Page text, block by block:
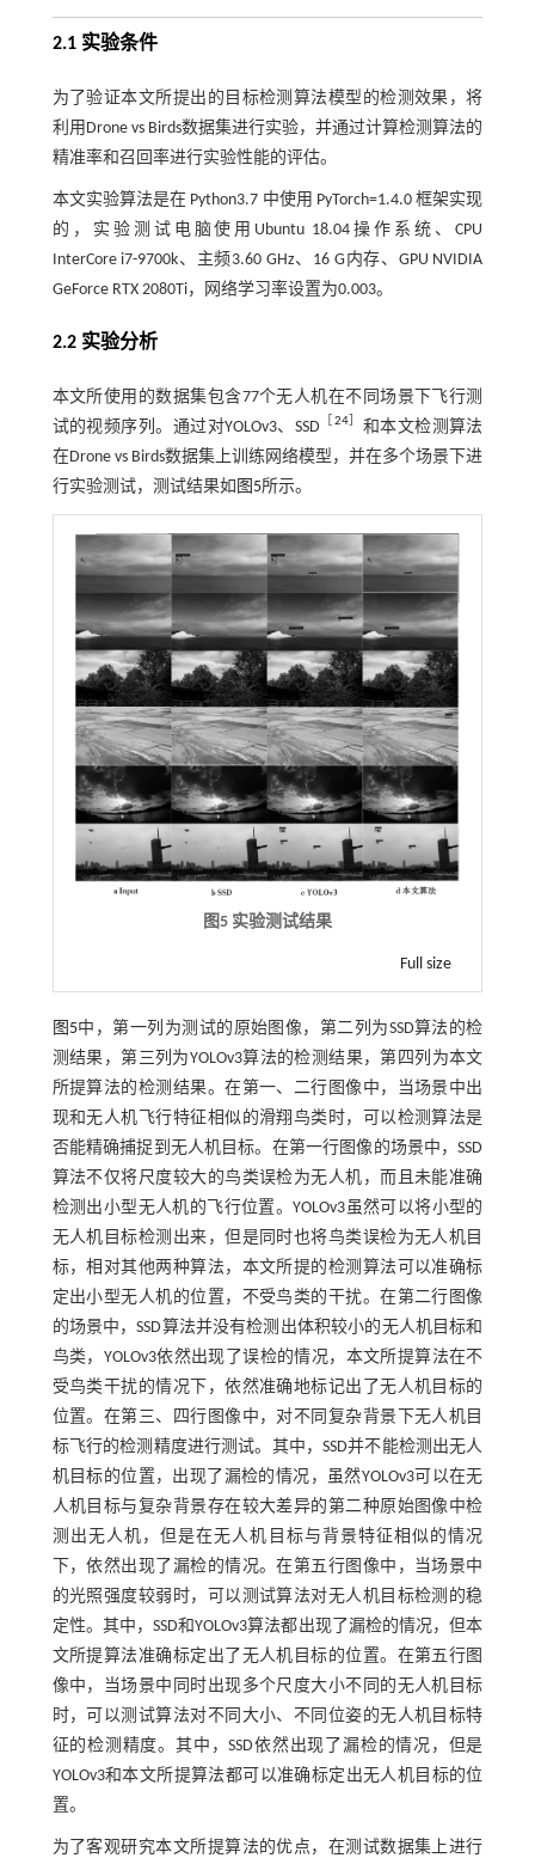
2.1 实验条件
为了验证本文所提出的目标检测算法模型的检测效果，将
利用Drone vs Birds数据集进行实验，并通过计算检测算法的
精准率和召回率进行实验性能的评估。
本文实验算法是在 Python3.7 中使用 PyTorch=1.4.0 框架实现
的，实验测试电脑使用Ubuntu 18.04操作系统、CPU
InterCore i7-9700k、主频3.60 GHz、16 G内存、GPU NVIDIA
GeForce RTX 2080Ti，网络学习率设置为0.003。
2.2 实验分析
本文所使用的数据集包含77个无人机在不同场景下飞行测
试的视频序列。通过对YOLOv3、SSD ［24］ 和本文检测算法
在Drone vs Birds数据集上训练网络模型，并在多个场景下进
行实验测试，测试结果如 图5所示。
图5 实验测试结果
Full size
图5中，第一列为测试的原始图像，第二列为SSD算法的检
测结果，第三列为YOLOv3算法的检测结果，第四列为本文
所提算法的检测结果。在第一、二行图像中，当场景中出
现和无人机飞行特征相似的滑翔鸟类时，可以检测算法是
否能精确捕捉到无人机目标。在第一行图像的场景中，SSD
算法不仅将尺度较大的鸟类误检为无人机，而且未能准确
检测出小型无人机的飞行位置。YOLOv3虽然可以将小型的
无人机目标检测出来，但是同时也将鸟类误检为无人机目
标，相对其他两种算法，本文所提的检测算法可以准确标
定出小型无人机的位置，不受鸟类的干扰。在第二行图像
的场景中，SSD算法并没有检测出体积较小的无人机目标和
鸟类，YOLOv3依然出现了误检的情况，本文所提算法在不
受鸟类干扰的情况下，依然准确地标记出了无人机目标的
位置。在第三、四行图像中，对不同复杂背景下无人机目
标飞行的检测精度进行测试。其中，SSD并不能检测出无人
机目标的位置，出现了漏检的情况，虽然YOLOv3可以在无
人机目标与复杂背景存在较大差异的第二种原始图像中检
测出无人机，但是在无人机目标与背景特征相似的情况
下，依然出现了漏检的情况。在第五行图像中，当场景中
的光照强度较弱时，可以测试算法对无人机目标检测的稳
定性。其中，SSD和YOLOv3算法都出现了漏检的情况，但本
文所提算法准确标定出了无人机目标的位置。在第五行图
像中，当场景中同时出现多个尺度大小不同的无人机目标
时，可以测试算法对不同大小、不同位姿的无人机目标特
征的检测精度。其中，SSD依然出现了漏检的情况，但是
YOLOv3和本文所提算法都可以准确标定出无人机目标的位
置。
为了客观研究本文所提算法的优点，在测试数据集上进行